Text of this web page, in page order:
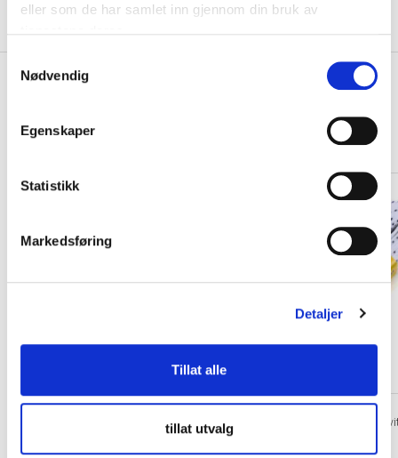
eller som de har samlet inn gjennom din bruk av
S
Nødvendig
Egenskaper
Statistikk
Markedsføring
Detaljer
Tillat alle
tillat utvalg
Leveringstiden forlenges dersom produkter personaliseres.
PRODUKTBESKRIVELSE +
+
Vanlig hockeyslip
Vokslisser Hockey